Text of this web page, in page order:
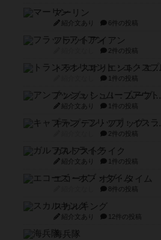
マーリン
紹介文あり 6件の投稿
フラットアイアン
2件の投稿
トランスオリエント・エクスプレス
1件の投稿
アンブッシュ！：ムーブアウト！
紹介文あり 1件の投稿
キャプテン・フリップ：イスラ・ボンバ
2件の投稿
ガルフストライク
紹介文あり 1件の投稿
エコーズ・オブ・タイム
8件の投稿
スカルキング
紹介文あり 12件の投稿
海兵隊